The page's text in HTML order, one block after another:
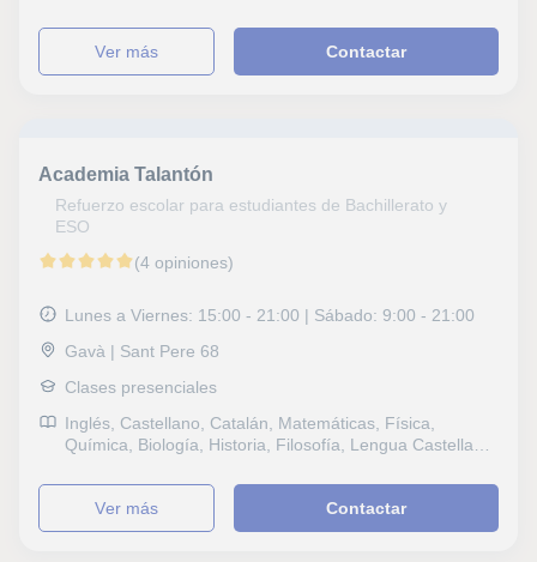
Bioquímica, Genética, Ciencias Ambientales, Historia,
Filosofía, Lengua Castellana y Literatura, Escritura,
Lectura, Lengua catalana y literatura, Lengua gallega y
Bachillerato, Todos los cursos, Primaria, Universidad,
Ciclos Formativos
ver más Contactar
Academia Talantón
Refuerzo escolar para estudiantes de Bachillerato y
ESO
(4 opiniones)
Lunes a Viernes: 15:00 - 21:00 | Sábado: 9:00 - 21:00
Gavà | Sant Pere 68
Clases presenciales
Inglés, Castellano, Catalán, Matemáticas, Física,
Química, Biología, Historia, Filosofía, Lengua Castellana
Informática, Selectividad, Repaso General, ESO,
Bachillerato, Primaria, Cocina, Manualidades, Geografía,
Matemáticas aplicadas, Técnicas de estudio, Problemas
ver más Contactar